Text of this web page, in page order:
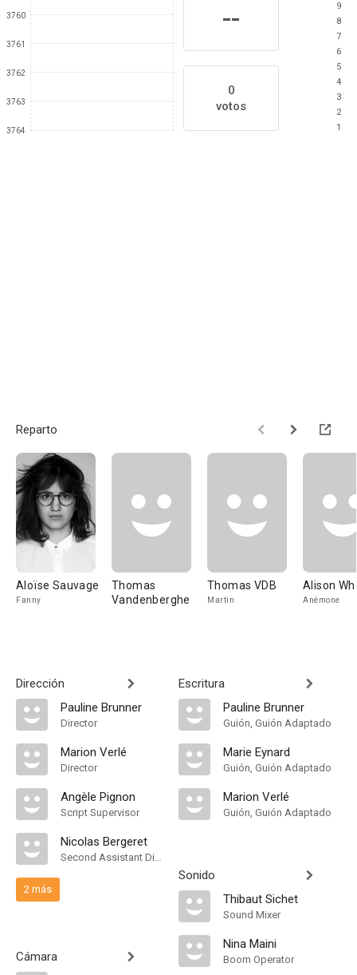
3760
3761
3762
3763
3764
--
0
votos
9
8
7
6
5
4
3
2
1
Reparto
Aloïse Sauvage
Fanny
Thomas
Vandenberghe
Thomas VDB
Martin
Alison
Anémone
Dirección
Pauline Brunner
Director
Marion Verlé
Director
Angèle Pignon
Script Supervisor
Nicolas Bergeret
Second Assistant Director
2 más
Cámara
Escritura
Pauline Brunner
Guión, Guión Adaptado
Marie Eynard
Guión, Guión Adaptado
Marion Verlé
Guión, Guión Adaptado
Sonido
Thibaut Sichet
Sound Mixer
Nina Maini
Boom Operator